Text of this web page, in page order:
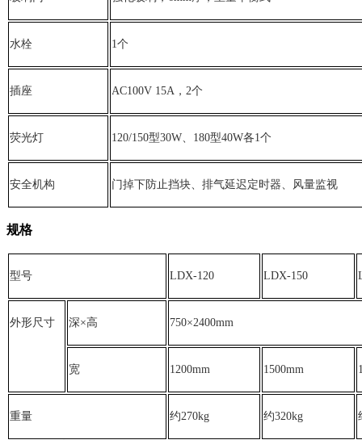
水栓 1个
插座 AC100V 15A，2个
荧光灯 120/150型30W、180型40W各1个
安全机构 门掉下防止挡块、排气延迟定时器、风量监视
规格
型号 LDX-120 LDX-150
外形尺寸 深×高 750×2400mm
宽 1200mm 1500mm
重量 约270kg 约320kg